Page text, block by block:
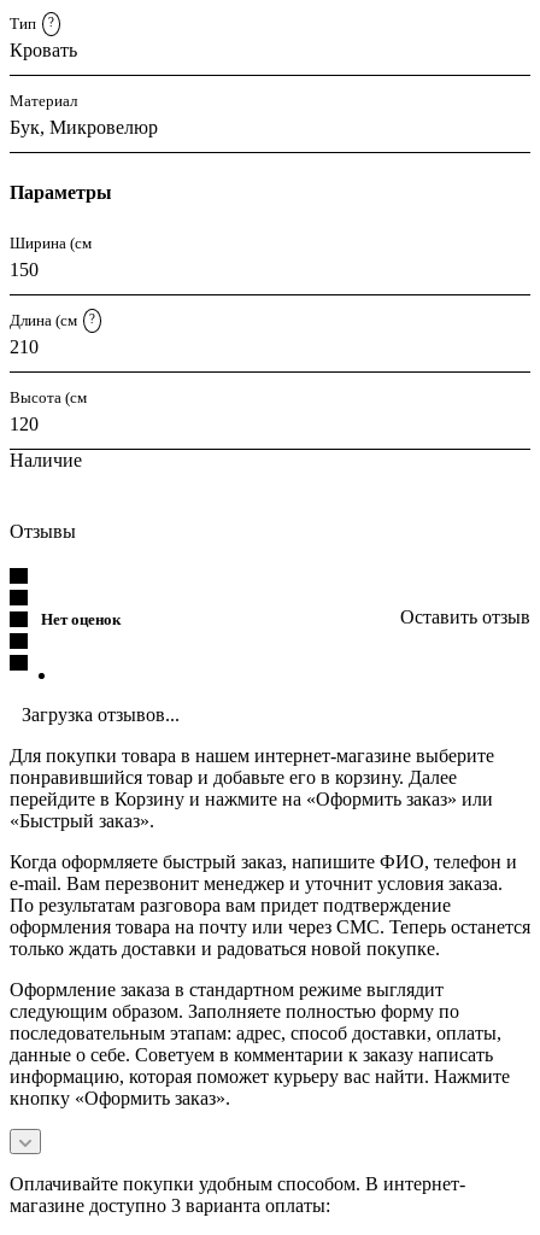
Тип ?
Кровать
Материал
Бук, Микровелюр
Параметры
Ширина (см
150
Длина (см ?
210
Высота (см
120
Наличие
Отзывы
Нет оценок Оставить отзыв
Загрузка отзывов...
Для покупки товара в нашем интернет-магазине выберите
понравившийся товар и добавьте его в корзину. Далее
перейдите в Корзину и нажмите на «Оформить заказ» или
«Быстрый заказ».
Когда оформляете быстрый заказ, напишите ФИО, телефон и
e-mail. Вам перезвонит менеджер и уточнит условия заказа.
По результатам разговора вам придет подтверждение
оформления товара на почту или через СМС. Теперь останется
только ждать доставки и радоваться новой покупке.
Оформление заказа в стандартном режиме выглядит
следующим образом. Заполняете полностью форму по
последовательным этапам: адрес, способ доставки, оплаты,
данные о себе. Советуем в комментарии к заказу написать
информацию, которая поможет курьеру вас найти. Нажмите
кнопку «Оформить заказ».
Оплачивайте покупки удобным способом. В интернет-
магазине доступно 3 варианта оплаты: